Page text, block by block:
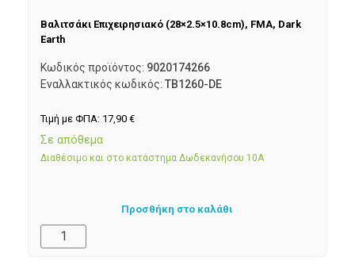
Βαλιτσάκι Επιχειρησιακό (28×2.5×10.8cm), FMA, Dark
Earth
Κωδικός προϊόντος: 9020174266
Εναλλακτικός κωδικός: TB1260-DE
Τιμή με ΦΠΑ: 17,90 €
Σε απόθεμα
Διαθέσιμο και στο κατάστημα Δωδεκανήσου 10Α
Προσθήκη στο καλάθι